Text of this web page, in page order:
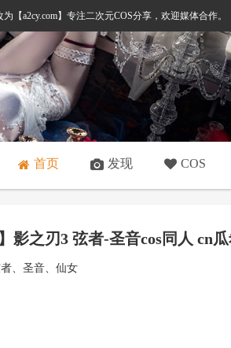
【a2cy.com】专注二次元COS分享，欢迎媒体合作
首页 发现 COS
影之刃3 弦者-圣音cos同人 cn
、圣音、仙女